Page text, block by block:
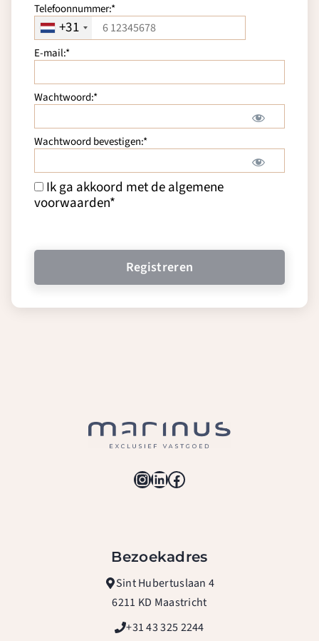
Telefoonnummer:*
+31
E-mail:*
Wachtwoord:*
Wachtwoord bevestigen:*
Ik ga akkoord met de algemene
voorwaarden*
Geen waarde
Instagram
LinkedIn
Facebook
Bezoekadres
Sint Hubertuslaan 4
6211 KD Maastricht
+31 43 325 2244